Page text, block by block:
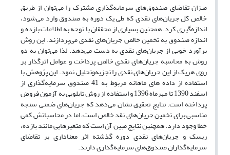
میزان تقاضای صندوق‌های سرمایه‌گذاری مشترک را می‌توان از طریق
خالص کل جریان‌های نقدی که طی یک دوره به صندوق وارد می‌شود،
اندازه‌گیری کرد. همچنین بسیاری از محققان با توجه به اطلاعات بازده و
اندازه صندوق به تخمین خالص جریان‌های نقدی می‌پردازند. این روش
برآورد خوبی از جریان‌های نقدی به دست می‌دهد. لذا می‌توان به دو
روش به محاسبه جریان‌های نقدی خالص پرداخت و عوامل اثرگذار بر
روی هریک از این جریان‌های نقدی را تجزیه‌وتحلیل نمود. این پژوهش با
استفاده از داده های ماهانه مربوط به 41 صندوق سرمایه‌گذاری از
اسفند 1390 تا مهرماه 1396 و استفاده از روش تابلویی به آزمون فروض
پرداخته است. نتایج تحقیق نشان می‌دهد که جریان‌های ضمنی سنجه
مناسبی برای تخمین جریان‌های نقد خالص است، اما در محاسباتش کمی
خطا وجود دارد. همچنین نتایج مبین آن است که متغیرهایی مانند بازده،
ریسک و جریان‌های نقدی دوره گذشته اثر معناداری بر تقاضای
سرمایه‌گذاران صندوق‌های سرمایه‌گذاری دارند.